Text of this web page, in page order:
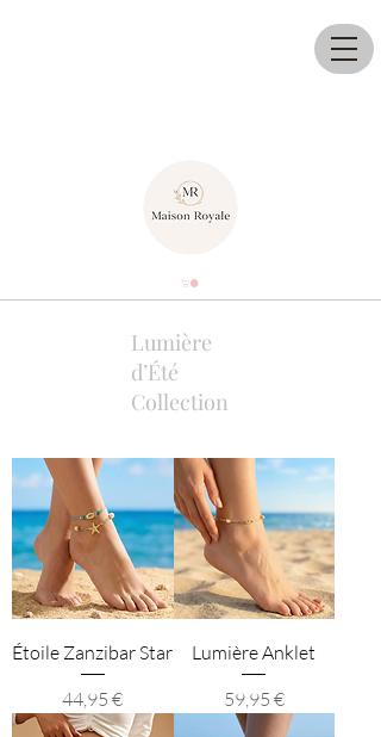
Lumière
d’Été
Collection
Étoile Zanzibar Star
Preis
44,95 €
Lumière Anklet
Preis
59,95 €